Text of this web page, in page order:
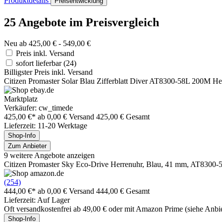
25 Angebote im Preisvergleich
Neu ab 425,00 € - 549,00 €
Preis inkl. Versand
sofort lieferbar(24)
Billigster Preis inkl. Versand
Citizen Promaster Solar Blau Zifferblatt Diver AT8300-58L 200M
Marktplatz
Verkäufer: cw_timede
425,00 €* ab 0,00 € Versand 425,00 € Gesamt
Lieferzeit: 11-20 Werktage
Shop-Info
Zum Anbieter
9 weitere Angebote anzeigen
Citizen Promaster Sky Eco-Drive Herrenuhr, Blau, 41 mm, AT8300-
(254)
444,00 €* ab 0,00 € Versand 444,00 € Gesamt
Lieferzeit: Auf Lager
Oft versandkostenfrei ab 49,00 € oder mit Amazon Prime (siehe
Shop-Info